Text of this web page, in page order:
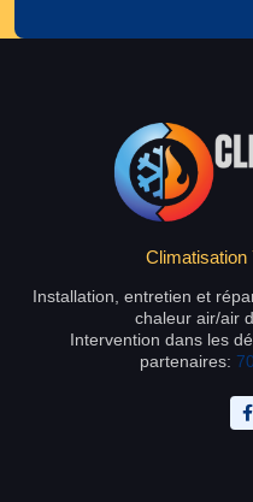
Climatisation
Installation, entretien et
chaleur air/air
Intervention dans les
partenaires: 70